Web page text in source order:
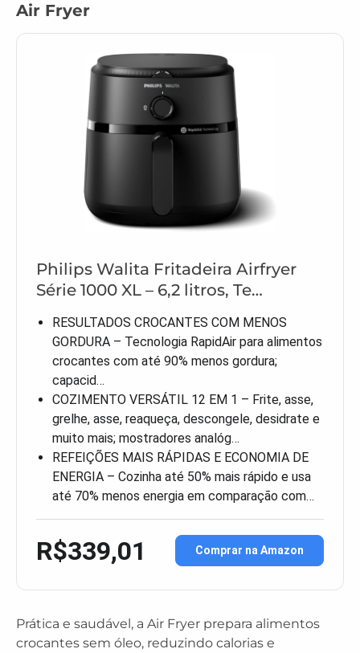
Air Fryer
Philips Walita Fritadeira Airfryer
Série 1000 XL – 6,2 litros, Te…
RESULTADOS CROCANTES COM MENOS
GORDURA – Tecnologia RapidAir para alimentos
crocantes com até 90% menos gordura;
capacid…
COZIMENTO VERSÁTIL 12 EM 1 – Frite, asse,
grelhe, asse, reaqueça, descongele, desidrate e
muito mais; mostradores analóg…
REFEIÇÕES MAIS RÁPIDAS E ECONOMIA DE
ENERGIA – Cozinha até 50% mais rápido e usa
até 70% menos energia em comparação com…
R$339,01 Comprar na Amazon
Prática e saudável, a Air Fryer prepara alimentos
crocantes sem óleo, reduzindo calorias e